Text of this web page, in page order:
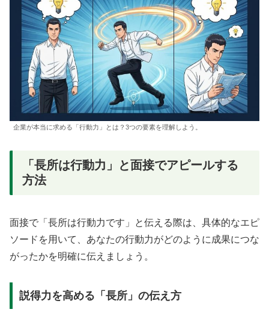
企業が本当に求める「行動力」とは？3つの要素を理解しよう。
「長所は行動力」と面接でアピールする
方法
面接で「長所は行動力です」と伝える際は、具体的なエピ
ソードを用いて、あなたの行動力がどのように成果につな
がったかを明確に伝えましょう。
説得力を高める「長所」の伝え方